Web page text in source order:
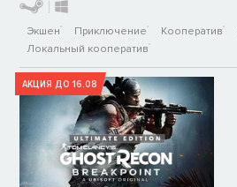
Экшен Приключение Кооператив
Локальный кооператив
АКЦИЯ ДО 16.08